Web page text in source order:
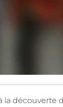
la découverte